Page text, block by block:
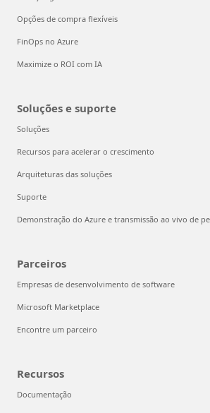
Opções de compra flexíveis
FinOps no Azure
Maximize o ROI com IA
Soluções e suporte
Soluções
Recursos para acelerar o crescimento
Arquiteturas das soluções
Suporte
Demonstração do Azure e transmissão ao vivo de
Parceiros
Empresas de desenvolvimento de software
Microsoft Marketplace
Encontre um parceiro
Recursos
Documentação